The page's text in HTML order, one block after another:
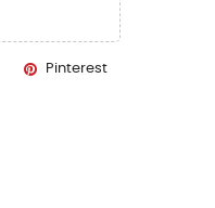
Pinterest